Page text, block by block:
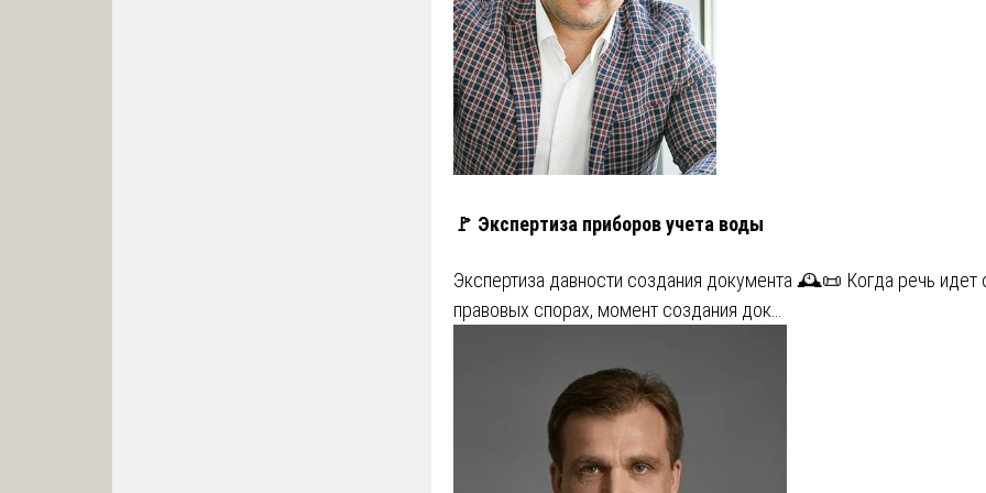
🚩 Экспертиза приборов учета воды
Экспертиза давности создания документа 🕰️📜 Когда речь идет
правовых спорах, момент создания док…